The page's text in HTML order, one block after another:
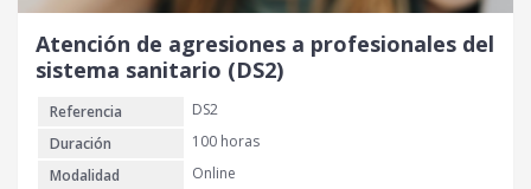
Atención de agresiones a profesionales del
sistema sanitario (DS2)
Referencia
DS2
Duración
100 horas
Modalidad
Online